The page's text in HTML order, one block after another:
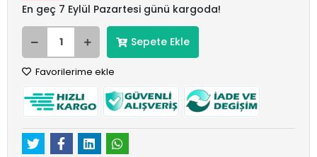
En geç 7 Eylül Pazartesi günü kargoda!
Sepete Ekle
Favorilerime ekle